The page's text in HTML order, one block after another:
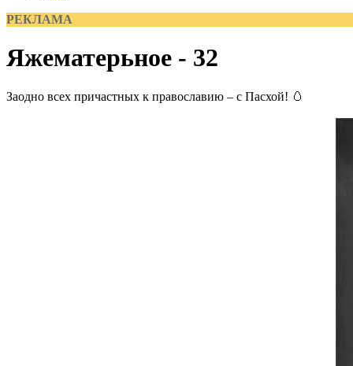
РЕКЛАМА
Яжематерьное - 32
Заодно всех причастных к православию – с Пасхой! 🥚